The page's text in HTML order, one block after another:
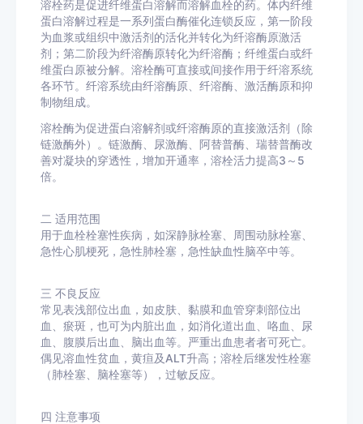
溶栓药是促进纤维蛋白溶解而溶解血栓的药。体内纤维
蛋白溶解过程是一系列蛋白酶催化连锁反应，第一阶段
为血浆或组织中激活剂的活化并转化为纤溶酶原激活
剂；第二阶段为纤溶酶原转化为纤溶酶；纤维蛋白或纤
维蛋白原被分解。溶栓酶可直接或间接作用于纤溶系统
各环节。纤溶系统由纤溶酶原、纤溶酶、激活酶原和抑
制物组成。
溶栓酶为促进蛋白溶解剂或纤溶酶原的直接激活剂（除
链激酶外）。链激酶、尿激酶、阿替普酶、瑞替普酶改
善对凝块的穿透性，增加开通率，溶栓活力提高3～5
倍。
二 适用范围
用于血栓栓塞性疾病，如深静脉栓塞、周围动脉栓塞、
急性心肌梗死，急性肺栓塞，急性缺血性脑卒中等。
三 不良反应
常见表浅部位出血，如皮肤、黏膜和血管穿刺部位出
血、瘀斑，也可为内脏出血，如消化道出血、咯血、尿
血、腹膜后出血、脑出血等。严重出血患者者可死亡。
偶见溶血性贫血，黄疸及ALT升高；溶栓后继发性栓塞
（肺栓塞、脑栓塞等），过敏反应。
四 注意事项